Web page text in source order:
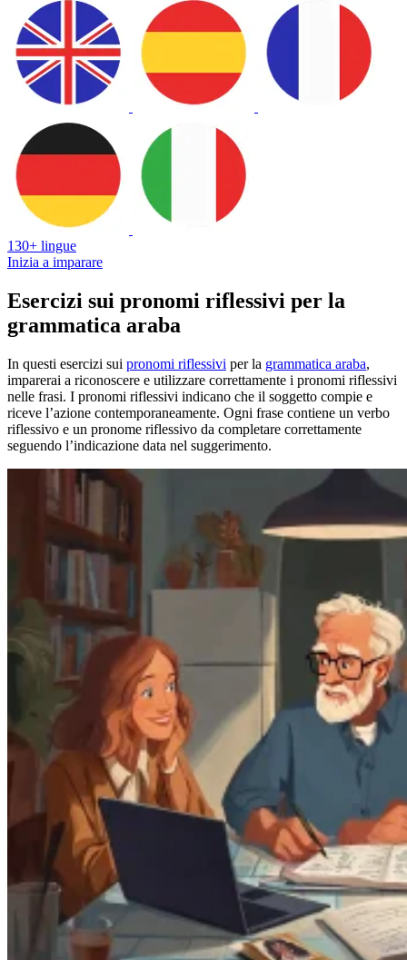
130+ lingue
Inizia a imparare
Esercizi sui pronomi riflessivi per la
grammatica araba
In questi esercizi sui pronomi riflessivi per la grammatica araba,
imparerai a riconoscere e utilizzare correttamente i pronomi riflessivi
nelle frasi. I pronomi riflessivi indicano che il soggetto compie e
riceve l’azione contemporaneamente. Ogni frase contiene un verbo
riflessivo e un pronome riflessivo da completare correttamente
seguendo l’indicazione data nel suggerimento.